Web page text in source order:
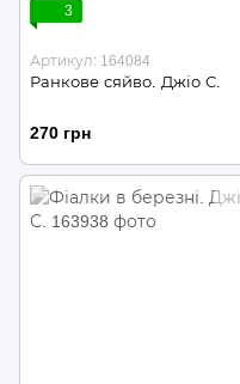
3
Артикул: 164084
Ранкове сяйво. Джіо С.
270 грн